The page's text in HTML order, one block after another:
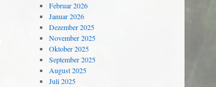
Februar 2026
Januar 2026
Dezember 2025
November 2025
Oktober 2025
September 2025
August 2025
Juli 2025